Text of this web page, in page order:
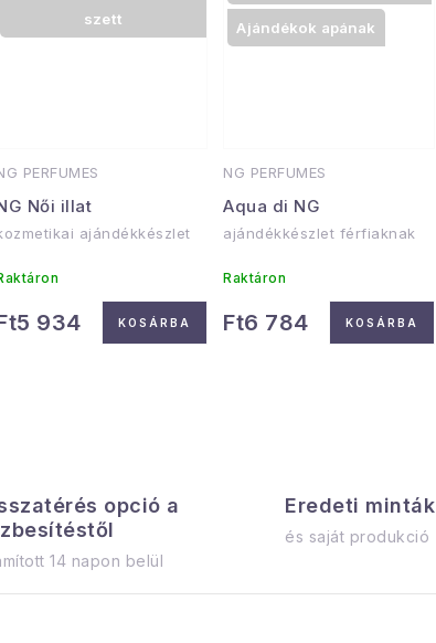
PERFUMES
Női illat
szett
ajándékkészlet
934 KOSÁRBA
NG PERFUMES
Aqua di NG
Ajándékok apának
ajándékkészlet férfiaknak
Raktáron
Ft6 784 KOSÁRBA
opció a
14 napon belül
Eredeti minták
és saját produkció